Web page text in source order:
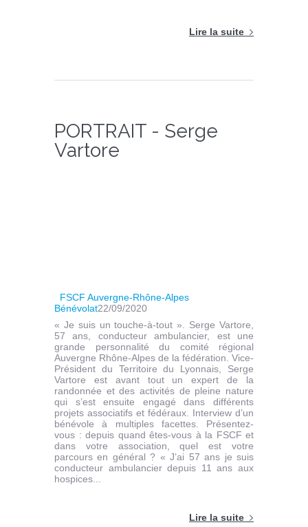
Lire la suite
PORTRAIT - Serge
Vartore
FSCF Auvergne-Rhône-Alpes
Bénévolat22/09/2020
« Je suis un touche-à-tout ». Serge Vartore,
57 ans, conducteur ambulancier, est une
grande personnalité du comité régional
Auvergne Rhône-Alpes de la fédération. Vice-
Président du Territoire du Lyonnais, Serge
Vartore est avant tout un expert de la
randonnée et des activités de pleine nature
qui s’est ensuite engagé dans différents
projets associatifs et fédéraux. Interview d’un
bénévole à multiples facettes. Présentez-
vous : depuis quand êtes-vous à la FSCF et
dans votre association, quel est votre
parcours en général ? « J’ai 57 ans je suis
conducteur ambulancier depuis 11 ans aux
hospices...
Lire la suite